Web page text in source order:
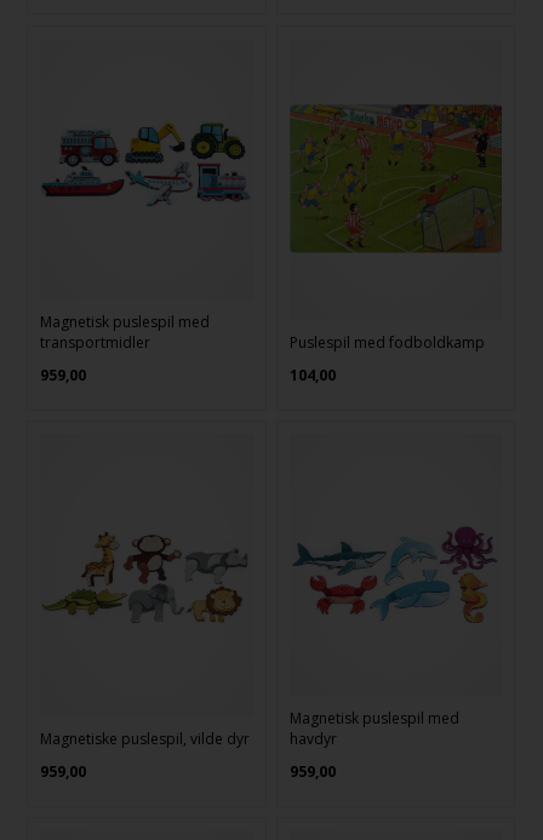
Magnetisk puslespil med
transportmidler
959,00
Puslespil med fodboldkamp
104,00
Magnetiske puslespil, vilde dyr
959,00
Magnetisk puslespil med
havdyr
959,00